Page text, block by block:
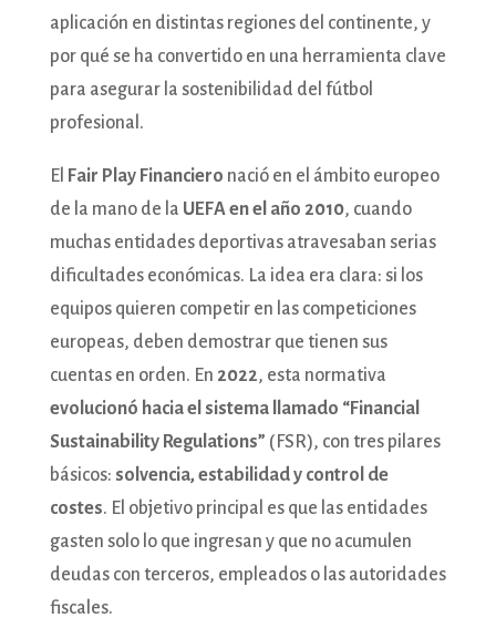
aplicación en distintas regiones del continente, y
por qué se ha convertido en una herramienta clave
para asegurar la sostenibilidad del fútbol
profesional.
El Fair Play Financiero nació en el ámbito europeo
de la mano de la UEFA en el año 2010, cuando
muchas entidades deportivas atravesaban serias
dificultades económicas. La idea era clara: si los
equipos quieren competir en las competiciones
europeas, deben demostrar que tienen sus
cuentas en orden. En 2022, esta normativa
evolucionó hacia el sistema llamado “Financial
Sustainability Regulations” (FSR), con tres pilares
básicos: solvencia, estabilidad y control de
costes. El objetivo principal es que las entidades
gasten solo lo que ingresan y que no acumulen
deudas con terceros, empleados o las autoridades
fiscales.